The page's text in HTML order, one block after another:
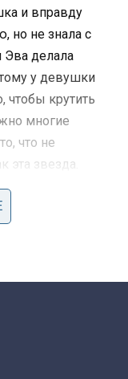
и вправду
но не знала с
Эва делала
у девушки
чтобы крутить
многие
что не
эта звезда.